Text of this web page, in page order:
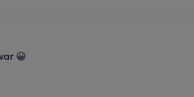
😀